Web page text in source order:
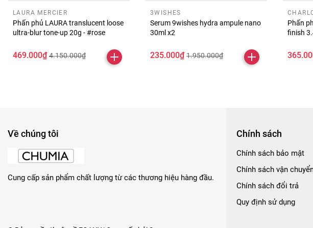
LAURA MERCIER
Phấn phủ LAURA translucent loose
ultra-blur tone-up 20g - #rose
469.000₫ 4.150.000₫
3WISHES
Serum 9wishes hydra ampule nano
30ml x2
235.000₫ 1.950.000₫
Phấn
finish
Về chúng tôi
Cung cấp sản phẩm chất lượng từ các thương hiệu hàng đầu.
Chính sách
Chính sách bảo mật
Chính sách vận
Chính sách đổi trả
Quy định sử dụng